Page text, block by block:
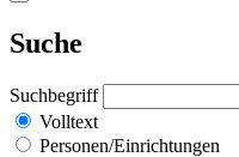
Suche
Suchbegriff
Volltext
Personen/Einrichtungen